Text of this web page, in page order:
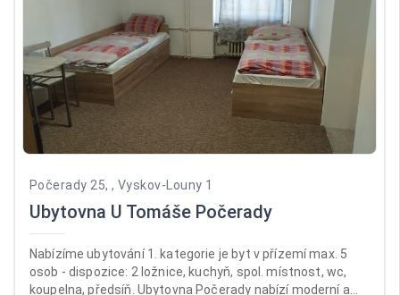
Počerady 25, , Vyskov-Louny 1
Ubytovna U Tomáše Počerady
Nabízíme ubytování 1. kategorie je byt v přízemí max. 5
osob - dispozice: 2 ložnice, kuchyň, spol. místnost, wc,
koupelna, předsíň. Ubytovna Počerady nabízí moderní a